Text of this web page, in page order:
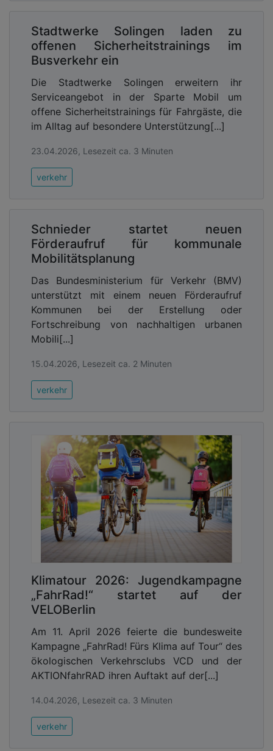
zusätzliche Haushaltsspielräume zu gewinnen,
indem umwelt- und klimaschädliche Subventionen
abgebaut werden.
Dirk Flege im Namen des Bündnisses:„Hier ist die
Koalition bislang größtenteils untätig geblieben.
Dabei ist das Potenzial gerade im Verkehr enorm.
Mit einem Einstieg in den Abbau umwelt- und
klimaschädlicher Subventionen würden zusätzliche
ermöglicht. Das wäre eine Win-win-Situation: Nicht
nur der Haushalt profitiert, sondern auch Klima und
Verkehrswende.“
Abonnieren Sie unseren Newsletter mit
Link zur kostenlosen PDF Ausgabe der
Kommunalwirtschaft!
Stadtwerke Solingen laden zu
offenen Sicherheitstrainings im
Busverkehr ein
Die Stadtwerke Solingen erweitern ihr
Serviceangebot in der Sparte Mobil um
offene Sicherheitstrainings für Fahrgäste, die
im Alltag auf besondere Unterstützung[...]
23.04.2026, Lesezeit ca. 3 Minuten
verkehr
Schnieder startet neuen
Förderaufruf für kommunale
Mobilitätsplanung
Das Bundesministerium für Verkehr (BMV)
unterstützt mit einem neuen Förderaufruf
Kommunen bei der Erstellung oder
Fortschreibung von nachhaltigen urbanen
Mobili[...]
15.04.2026, Lesezeit ca. 2 Minuten
verkehr
Klimatour 2026: Jugendkampagne
„FahrRad!“ startet auf der
VELOBerlin
Am 11. April 2026 feierte die bundesweite
Kampagne „FahrRad! Fürs Klima auf Tour“ des
ökologischen Verkehrsclubs VCD und der
AKTIONfahrRAD ihren Auftakt auf der[...]
14.04.2026, Lesezeit ca. 3 Minuten
verkehr